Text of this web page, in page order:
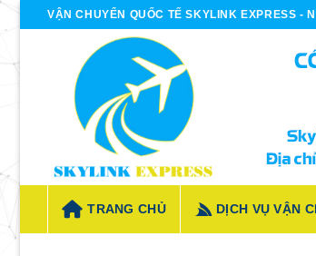
qua
VẬN CHUYỂN QUỐC TẾ SKYLINK EXPRESS -
TRANG CHỦ DỊCH VỤ VẬN